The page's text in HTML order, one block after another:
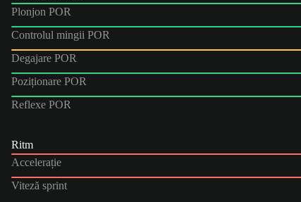
Plonjon POR
Controlul mingii POR
Degajare POR
Poziționare POR
Reflexe POR
Ritm
Accelerație
Viteză sprint